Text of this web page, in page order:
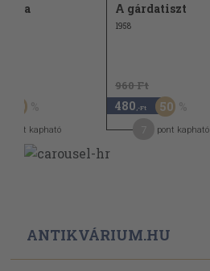
50
pont kapható
A gárdatiszt
1958
960 Ft
480 ,-Ft 50
pont kapható
ANTIKVÁRIUM.HU